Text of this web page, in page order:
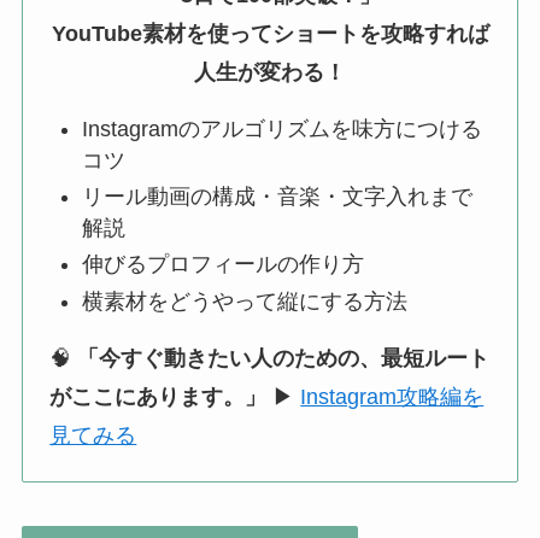
YouTube素材を使ってショートを攻略すれば
人生が変わる！
Instagramのアルゴリズムを味方につける
コツ
リール動画の構成・音楽・文字入れまで
解説
伸びるプロフィールの作り方
横素材をどうやって縦にする方法
🧠
「今すぐ動きたい人のための、最短ルート
がここにあります。」
▶ Instagram攻略編を
見てみる